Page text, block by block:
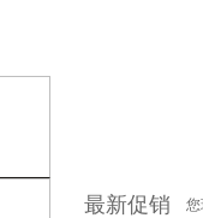
最新促销